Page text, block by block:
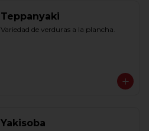
Teppanyaki
Variedad de verduras a la plancha.
Yakisoba